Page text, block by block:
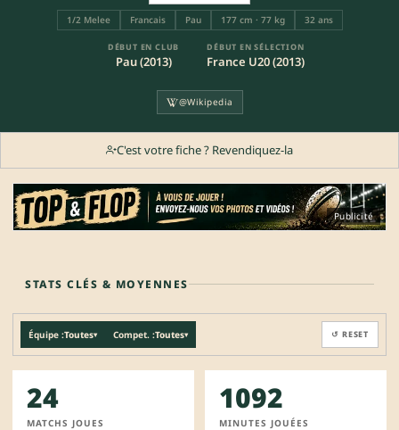
1/2 Melee Francais Pau 177 cm · 77 kg 32 ans
DÉBUT EN CLUB
Pau (2013)
DÉBUT EN SÉLECTION
France U20 (2013)
@Wikipedia
C'est votre fiche ? Revendiquez-la
Publicité
STATS CLÉS & MOYENNES
Équipe :Toutes▾ Compet. :Toutes▾ ↺ RESET
24
MATCHS JOUES
1092
MINUTES JOUÉES